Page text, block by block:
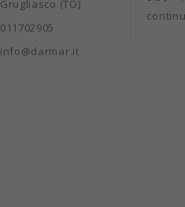
Grugliasco (TO)
011702905
info@darmar.it